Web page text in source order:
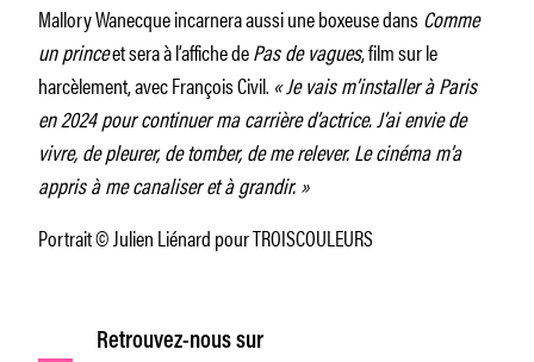
Mallory Wanecque incarnera aussi une boxeuse dansComme
un princeet sera à l’affiche dePas de vagues, film sur le
harcèlement, avec François Civil. « Je vais m’installer à Paris
en 2024 pour continuer ma carrière d’actrice. J’ai envie de
vivre, de pleurer, de tomber, de me relever. Le cinéma m’a
appris à me canaliser et à grandir. »
Portrait © Julien Liénard pour TROISCOULEURS
Retrouvez-nous sur